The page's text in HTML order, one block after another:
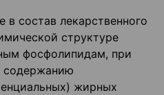
состав лекарственного
структуре
фосфолипидам, при
содержанию
жирных